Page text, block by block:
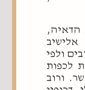
הגר"ע הדאיה,
אלישיב
ולפי
לכפות
ורוב